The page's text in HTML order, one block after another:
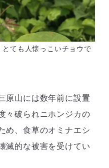
ても人懐っこいチョウで
原山には数年前に設置
々破られニホンジカの
め、食草のオミナエシ
滅的な被害を受けてい